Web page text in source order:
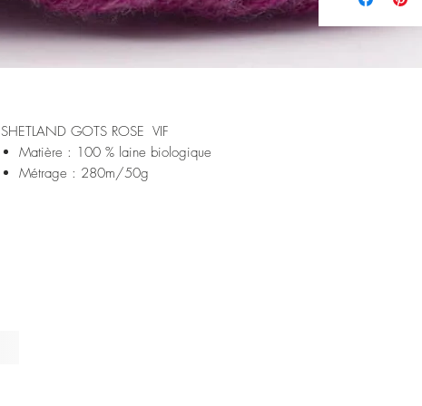
SHETLAND GOTS ROSE VIF
Matière : 100 % laine biologique
Métrage : 280m/50g